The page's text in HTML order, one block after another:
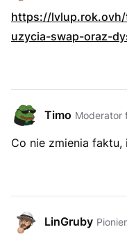
https://
uzycia-swap-oraz-
Timo Moderator
Co nie zmienia
LinGruby Pionier